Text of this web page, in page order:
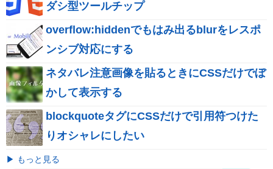
ダシ型ツールチップ
overflow:hiddenでもはみ出るblurをレスポ
ンシブ対応にする
ネタバレ注意画像を貼るときにCSSだけでぼ
かして表示する
blockquoteタグにCSSだけで引用符つけた
りオシャレにしたい
▶ もっと見る